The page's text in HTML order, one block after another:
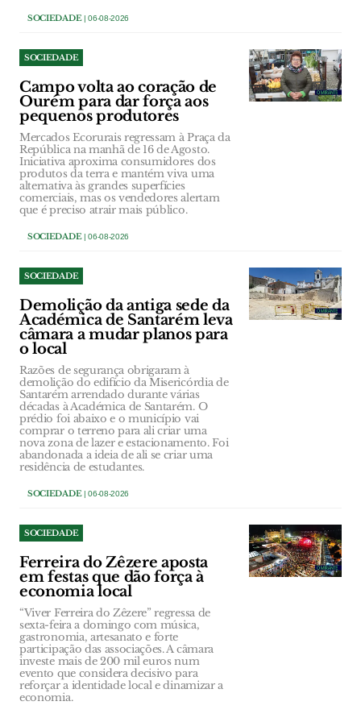
SOCIEDADE| 06-08-2026
SOCIEDADE
Campo volta ao coração de
Ourém para dar força aos
pequenos produtores
Mercados Ecorurais regressam à Praça da
República na manhã de 16 de Agosto.
Iniciativa aproxima consumidores dos
produtos da terra e mantém viva uma
alternativa às grandes superfícies
comerciais, mas os vendedores alertam
que é preciso atrair mais público.
SOCIEDADE| 06-08-2026
SOCIEDADE
Demolição da antiga sede da
Académica de Santarém leva
câmara a mudar planos para
o local
Razões de segurança obrigaram à
demolição do edifício da Misericórdia de
Santarém arrendado durante várias
décadas à Académica de Santarém. O
prédio foi abaixo e o município vai
comprar o terreno para ali criar uma
nova zona de lazer e estacionamento. Foi
abandonada a ideia de ali se criar uma
residência de estudantes.
SOCIEDADE| 06-08-2026
SOCIEDADE
Ferreira do Zêzere aposta
em festas que dão força à
economia local
“Viver Ferreira do Zêzere” regressa de
sexta-feira a domingo com música,
gastronomia, artesanato e forte
participação das associações. A câmara
investe mais de 200 mil euros num
evento que considera decisivo para
reforçar a identidade local e dinamizar a
economia.